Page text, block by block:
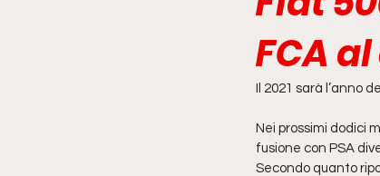
FCA
Il 2021 sarà l’anno
Nei prossimi dodici
fusione con PSA
Secondo quanto